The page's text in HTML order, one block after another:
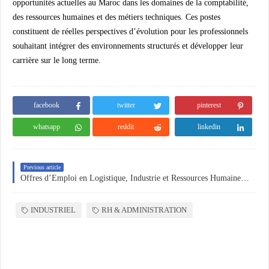
opportunités actuelles au Maroc dans les domaines de la comptabilité,
des ressources humaines et des métiers techniques. Ces postes
constituent de réelles perspectives d’évolution pour les professionnels
souhaitant intégrer des environnements structurés et développer leur
carrière sur le long terme.
facebook twitter pinterest
whatsapp reddit linkedin
Previous article
INDUSTRIEL RH & ADMINISTRATION